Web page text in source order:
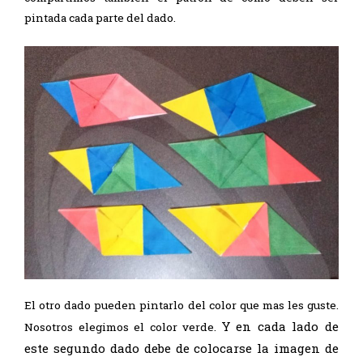
pintada cada parte del dado.
El otro dado pueden pintarlo del color que mas les guste.
Nosotros elegimos el color verde. Y en cada lado de
este segundo dado debe de colocarse la imagen de